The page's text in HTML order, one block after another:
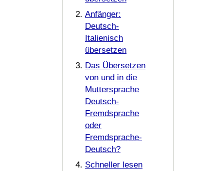
Anfänger:
Deutsch-
Italienisch
übersetzen
Das Übersetzen
von und in die
Muttersprache
Deutsch-
Fremdsprache
oder
Fremdsprache-
Deutsch?
Schneller lesen